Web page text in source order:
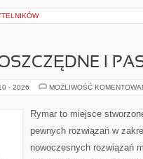
I
- 2026 MOŻLIWOŚĆ
Rymar to miejsce
pewnych rozwiązań w
nowoczesnych rozwiązań